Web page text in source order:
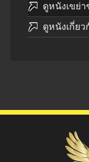
ดูหนังเขย่
ดูหนังเกี่ย